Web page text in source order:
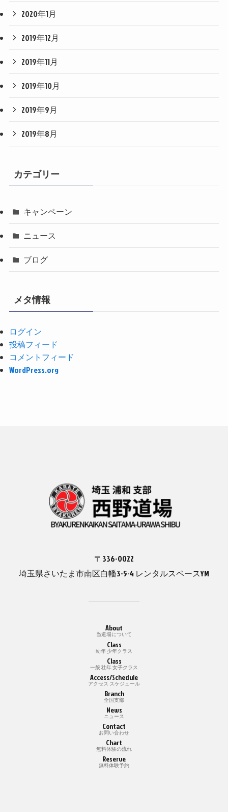
2020年1月
2019年12月
2019年11月
2019年10月
2019年9月
2019年8月
カテゴリー
キャンペーン
ニュース
ブログ
メタ情報
ログイン
投稿フィード
コメントフィード
WordPress.org
〒336-0022
埼玉県さいたま市南区白幡3-5-4 レンタルスペースYM
About
当道場について
Class
幼年 少年クラス
Class
一般 壮年 女子クラス
Access/Schedule
アクセス スケジュール
Branch
全国支部
News
ニュース
Contact
お問い合わせ
Chart
無料体験の流れ
Reserve
無料体験予約